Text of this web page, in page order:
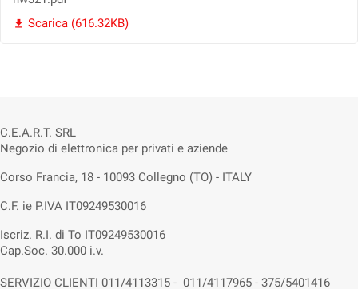
 Scarica (616.32KB)
C.E.A.R.T. SRL
Negozio di elettronica per privati e aziende
Corso Francia, 18 - 10093 Collegno (TO) - ITALY
C.F. ie P.IVA IT09249530016
Iscriz. R.I. di To IT09249530016
Cap.Soc. 30.000 i.v.
SERVIZIO CLIENTI 011/4113315 - 011/4117965 - 375/5401416